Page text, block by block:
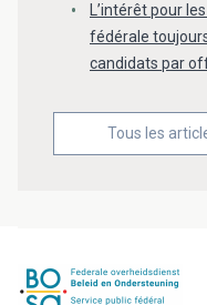
L’intérêt pour
fédérale
candidats par
Tous les